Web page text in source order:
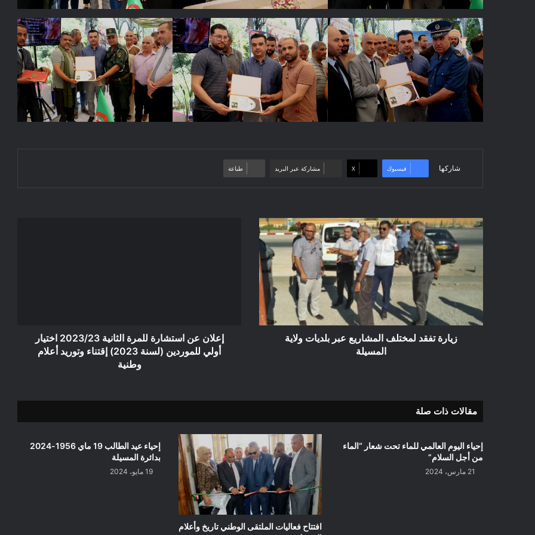
شاركها فيسبوك ‫X مشاركة عبر البريد طباعة
زيارة
تفقد
لمختلف
المشاريع
عبر
بلديات
المسيلة
زيارة تفقد لمختلف المشاريع عبر بلديات ولاية
المسيلة
(لسنة
2023)
وطنية
إعلان عن استشارة للمرة الثانية 2023/23 اختيار
أولي للموردين (لسنة 2023) إقتناء وتوريد أعلام
وطنية
مقالات ذات صلة
إحياء اليوم العالمي للماء تحت شعار “الماء
من أجل السلام”
21 مارس، 2024
افتتاح فعاليات الملتقى الوطني تاريخ وأعلام
إحياء عيد الطالب 19 ماي 1956-2024
بدائرة المسيلة
19 مايو، 2024